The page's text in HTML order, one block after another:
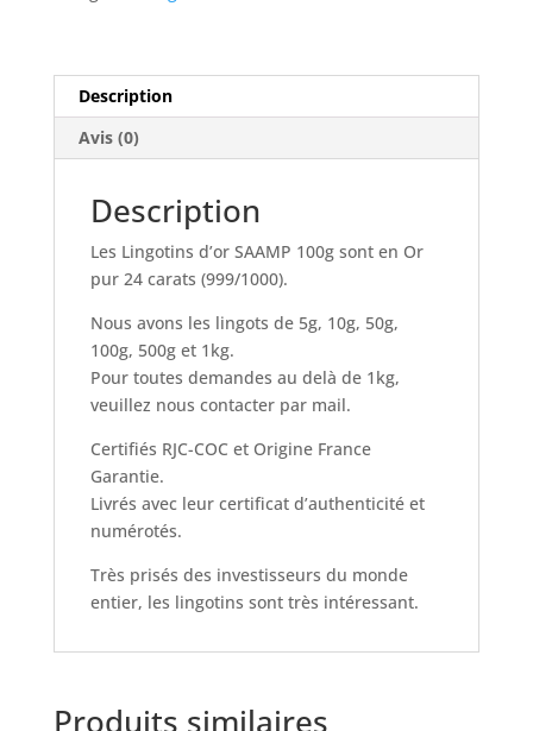
Description
Avis (0)
Description
Les Lingotins d’or SAAMP 100g sont en Or
pur 24 carats (999/1000).
Nous avons les lingots de 5g, 10g, 50g,
100g, 500g et 1kg.
Pour toutes demandes au delà de 1kg,
veuillez nous contacter par mail.
Certifiés RJC-COC et Origine France
Garantie.
Livrés avec leur certificat d’authenticité et
numérotés.
Très prisés des investisseurs du monde
entier, les lingotins sont très intéressant.
Produits similaires